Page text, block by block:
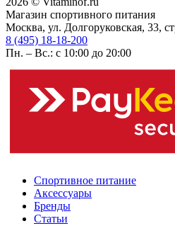
Магазин спортивного питания
Москва, ул. Долгоруковская, 33,
8 (495) 18-18-200
Пн. – Вс.: с 10:00 до 20:00
Спортивное питание
Аксессуары
Бренды
Статьи